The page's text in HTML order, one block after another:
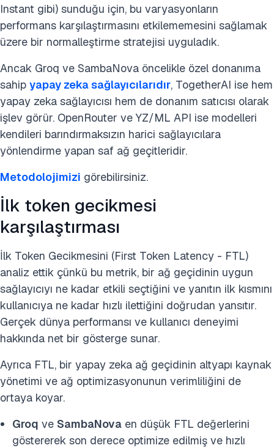
Instant gibi) sunduğu için, bu varyasyonların
performans karşılaştırmasını etkilememesini sağlamak
üzere bir normalleştirme stratejisi uyguladık.
Ancak Groq ve SambaNova öncelikle özel donanıma
sahip yapay zeka sağlayıcılarıdır, TogetherAI ise hem
yapay zeka sağlayıcısı hem de donanım satıcısı olarak
işlev görür. OpenRouter ve YZ/ML API ise modelleri
kendileri barındırmaksızın harici sağlayıcılara
yönlendirme yapan saf ağ geçitleridir.
Metodolojimizi görebilirsiniz.
İlk token gecikmesi
karşılaştırması
İlk Token Gecikmesini (First Token Latency - FTL)
analiz ettik çünkü bu metrik, bir ağ geçidinin uygun
sağlayıcıyı ne kadar etkili seçtiğini ve yanıtın ilk kısmını
kullanıcıya ne kadar hızlı ilettiğini doğrudan yansıtır.
Gerçek dünya performansı ve kullanıcı deneyimi
hakkında net bir gösterge sunar.
Ayrıca FTL, bir yapay zeka ağ geçidinin altyapı kaynak
yönetimi ve ağ optimizasyonunun verimliliğini de
ortaya koyar.
Groq ve SambaNova en düşük FTL değerlerini
göstererek son derece optimize edilmiş ve hızlı